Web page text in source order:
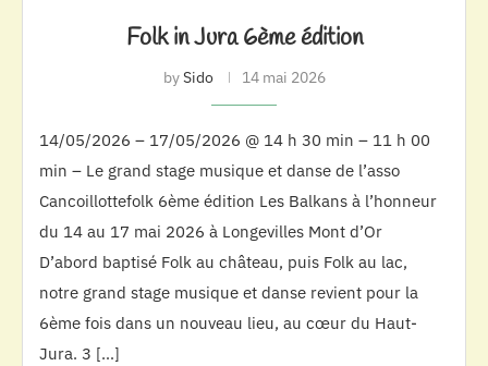
Folk in Jura 6ème édition
bySido 14 mai 2026
14/05/2026 – 17/05/2026 @ 14 h 30 min – 11 h 00
min – Le grand stage musique et danse de l’asso
Cancoillottefolk 6ème édition Les Balkans à l’honneur
du 14 au 17 mai 2026 à Longevilles Mont d’Or
D’abord baptisé Folk au château, puis Folk au lac,
notre grand stage musique et danse revient pour la
6ème fois dans un nouveau lieu, au cœur du Haut-
Jura. 3 […]